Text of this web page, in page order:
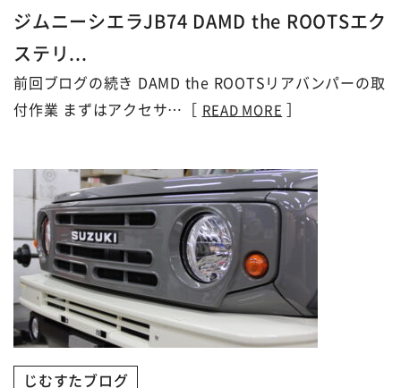
ジムニーシエラJB74 DAMD the ROOTSエク
ステリ...
前回ブログの続き DAMD the ROOTSリアバンパーの取
付作業 まずはアクセサ…［
READ MORE
じむすたブログ